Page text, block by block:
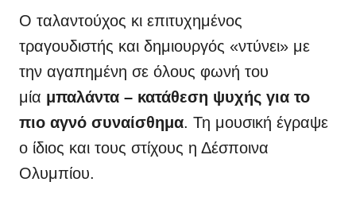
Ο ταλαντούχος κι επιτυχημένος
τραγουδιστής και δημιουργός «ντύνει» με
την αγαπημένη σε όλους φωνή του
μία μπαλάντα – κατάθεση ψυχής για το
πιο αγνό συναίσθημα. Τη μουσική έγραψε
ο ίδιος και τους στίχους η Δέσποινα
Ολυμπίου.